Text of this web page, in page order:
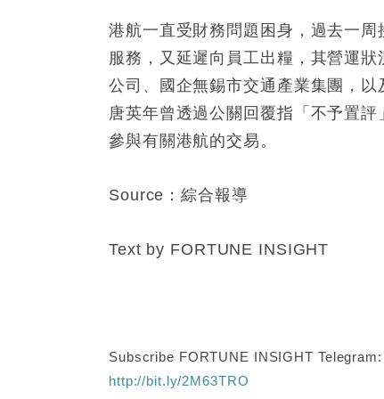
港航一直受財務問題困身，過去一
服務，又延遲向員工出糧，其營運
公司、國企無錫市交通產業集團，
唐英年曾透過公關回覆指「不予置
參與有關港航的交易。
Source：綜合報導
Text by FORTUNE INSIGHT
Subscribe FORTUNE INSIGHT Telegram:
http://bit.ly/2M63TRO